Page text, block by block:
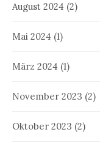
August 2024 (2)
Mai 2024 (1)
März 2024 (1)
November 2023 (2)
Oktober 2023 (2)